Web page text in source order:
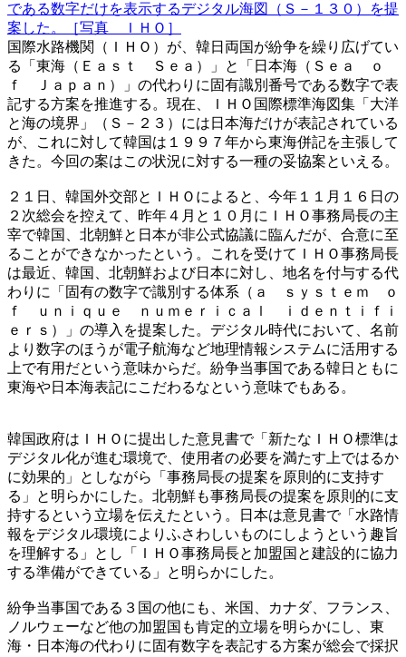
である数字だけを表示するデジタル海図（Ｓ－１３０）を提
案した。［写真 ＩＨＯ］
国際水路機関（ＩＨＯ）が、韓日両国が紛争を繰り広げてい
る「東海（Ｅａｓｔ Ｓｅａ）」と「日本海（Ｓｅａ ｏ
ｆ Ｊａｐａｎ）」の代わりに固有識別番号である数字で表
記する方案を推進する。現在、ＩＨＯ国際標準海図集「大洋
と海の境界」（Ｓ－２３）には日本海だけが表記されている
が、これに対して韓国は１９９７年から東海併記を主張して
きた。今回の案はこの状況に対する一種の妥協案といえる。
２１日、韓国外交部とＩＨＯによると、今年１１月１６日の
２次総会を控えて、昨年４月と１０月にＩＨＯ事務局長の主
宰で韓国、北朝鮮と日本が非公式協議に臨んだが、合意に至
ることができなかったという。これを受けてＩＨＯ事務局長
は最近、韓国、北朝鮮および日本に対し、地名を付与する代
わりに「固有の数字で識別する体系（ａ ｓｙｓｔｅｍ ｏ
ｆ ｕｎｉｑｕｅ ｎｕｍｅｒｉｃａｌ ｉｄｅｎｔｉｆｉ
ｅｒｓ）」の導入を提案した。デジタル時代において、名前
より数字のほうが電子航海など地理情報システムに活用する
上で有用だという意味からだ。紛争当事国である韓日ともに
東海や日本海表記にこだわるなという意味でもある。
韓国政府はＩＨＯに提出した意見書で「新たなＩＨＯ標準は
デジタル化が進む環境で、使用者の必要を満たす上ではるか
に効果的」としながら「事務局長の提案を原則的に支持す
る」と明らかにした。北朝鮮も事務局長の提案を原則的に支
持するという立場を伝えたという。日本は意見書で「水路情
報をデジタル環境によりふさわしいものにしようという趣旨
を理解する」とし「ＩＨＯ事務局長と加盟国と建設的に協力
する準備ができている」と明らかにした。
紛争当事国である３国の他にも、米国、カナダ、フランス、
ノルウェーなど他の加盟国も肯定的立場を明らかにし、東
海・日本海の代わりに固有数字を表記する方案が総会で採択